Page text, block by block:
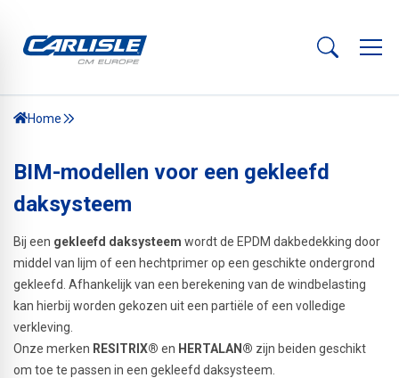
Home
BIM-modellen voor een gekleefd
daksysteem
Bij een gekleefd daksysteem wordt de EPDM dakbedekking door
middel van lijm of een hechtprimer op een geschikte ondergrond
gekleefd. Afhankelijk van een berekening van de windbelasting
kan hierbij worden gekozen uit een partiële of een volledige
verkleving.
Onze merken RESITRIX® en HERTALAN® zijn beiden geschikt
om toe te passen in een gekleefd daksysteem.